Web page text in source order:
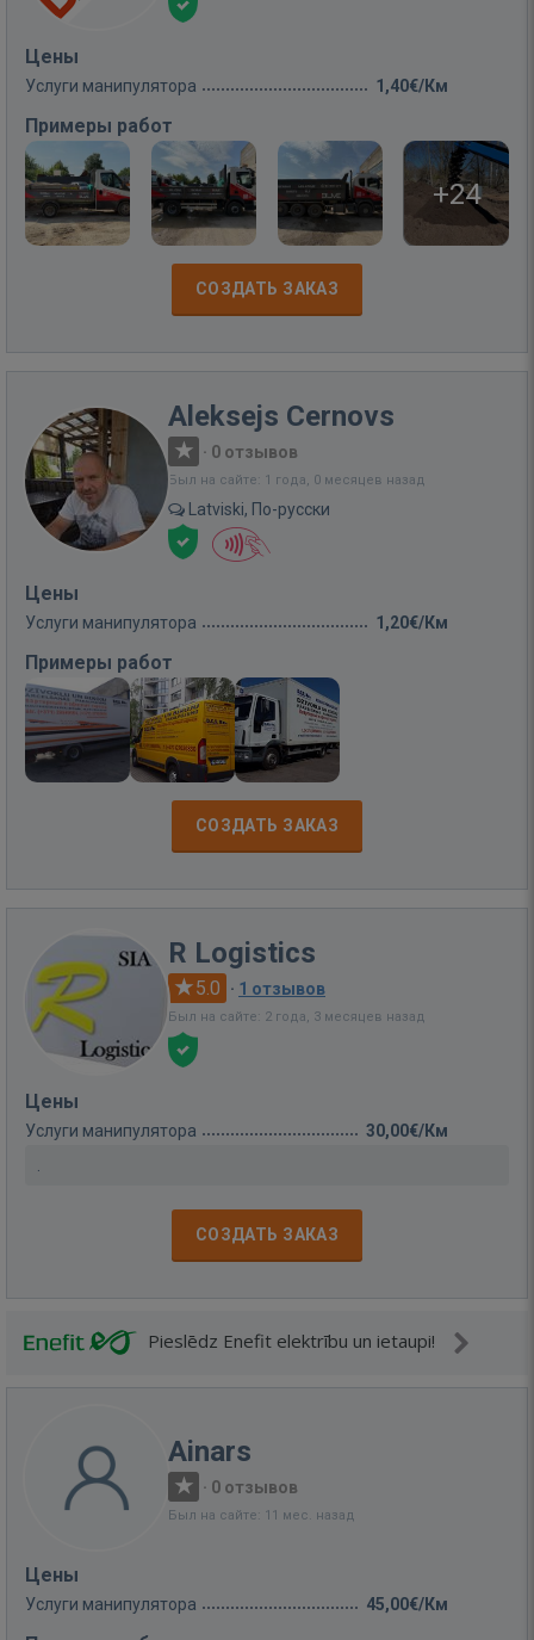
Цены
Услуги манипулятора 1,40€/Км
Примеры работ
+24
СОЗДАТЬ ЗАКАЗ
Aleksejs Cernovs
· 0 отзывов
Был на сайте: 1 года, 0 месяцев назад
Latviski, По-русски
Цены
Услуги манипулятора 1,20€/Км
Примеры работ
СОЗДАТЬ ЗАКАЗ
R Logistics
5.0 · 1 отзывов
Был на сайте: 2 года, 3 месяцев назад
Цены
Услуги манипулятора
30,00€/Км
СОЗДАТЬ ЗАКАЗ
Pieslēdz Enefit elektrību un ietaupi!
Ainars
· 0 отзывов
Был на сайте: 11 мес. назад
Цены
Услуги манипулятора 45,00€/Км